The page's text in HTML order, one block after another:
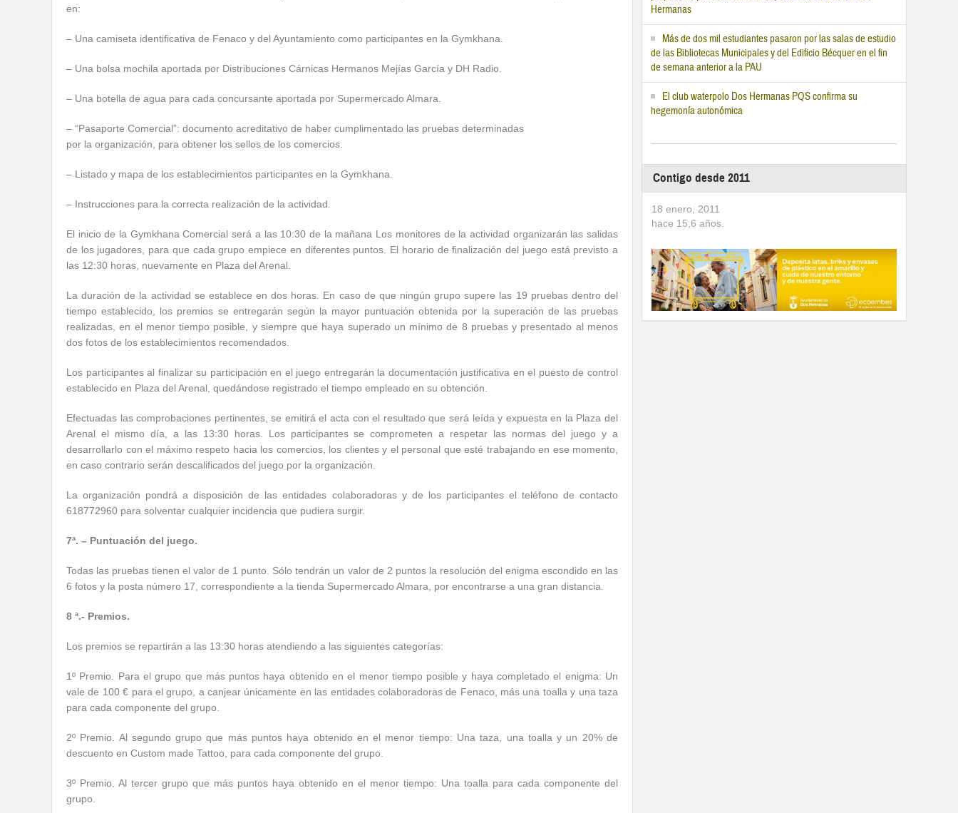
en:
– Una camiseta identificativa de Fenaco y del Ayuntamiento como participantes en la Gymkhana.
– Una bolsa mochila aportada por Distribuciones Cárnicas Hermanos Mejías García y DH Radio.
– Una botella de agua para cada concursante aportada por Supermercado Almara.
– “Pasaporte Comercial”: documento acreditativo de haber cumplimentado las pruebas determinadas
por la organización, para obtener los sellos de los comercios.
– Listado y mapa de los establecimientos participantes en la Gymkhana.
– Instrucciones para la correcta realización de la actividad.
El inicio de la Gymkhana Comercial será a las 10:30 de la mañana Los monitores de la actividad organizarán las salidas
de los jugadores, para que cada grupo empiece en diferentes puntos. El horario de finalización del juego está previsto a
las 12:30 horas, nuevamente en Plaza del Arenal.
La duración de la actividad se establece en dos horas. En caso de que ningún grupo supere las 19 pruebas dentro del
tiempo establecido, los premios se entregarán según la mayor puntuación obtenida por la superación de las pruebas
realizadas, en el menor tiempo posible, y siempre que haya superado un mínimo de 8 pruebas y presentado al menos
dos fotos de los establecimientos recomendados.
Los participantes al finalizar su participación en el juego entregarán la documentación justificativa en el puesto de control
establecido en Plaza del Arenal, quedándose registrado el tiempo empleado en su obtención.
Efectuadas las comprobaciones pertinentes, se emitirá el acta con el resultado que será leída y expuesta en la Plaza del
Arenal el mismo día, a las 13:30 horas. Los participantes se comprometen a respetar las normas del juego y a
desarrollarlo con el máximo respeto hacia los comercios, los clientes y el personal que esté trabajando en ese momento,
en caso contrario serán descalificados del juego por la organización.
La organización pondrá a disposición de las entidades colaboradoras y de los participantes el teléfono de contacto
618772960 para solventar cualquier incidencia que pudiera surgir.
7ª. – Puntuación del juego.
Todas las pruebas tienen el valor de 1 punto. Sólo tendrán un valor de 2 puntos la resolución del enigma escondido en las
6 fotos y la posta número 17, correspondiente a la tienda Supermercado Almara, por encontrarse a una gran distancia.
8 ª.- Premios.
Los premios se repartirán a las 13:30 horas atendiendo a las siguientes categorías:
1º Premio. Para el grupo que más puntos haya obtenido en el menor tiempo posible y haya completado el enigma: Un
vale de 100 € para el grupo, a canjear únicamente en las entidades colaboradoras de Fenaco, más una toalla y una taza
para cada componente del grupo.
2º Premio. Al segundo grupo que más puntos haya obtenido en el menor tiempo: Una taza, una toalla y un 20% de
descuento en Custom made Tattoo, para cada componente del grupo.
3º Premio. Al tercer grupo que más puntos haya obtenido en el menor tiempo: Una toalla para cada componente del
grupo.
Hermanas
Más de dos mil estudiantes pasaron por las salas de estudio
de las Bibliotecas Municipales y del Edificio Bécquer en el fin
de semana anterior a la PAU
El club waterpolo Dos Hermanas PQS confirma su
hegemonía autonómica
Contigo desde 2011
18 enero, 2011
hace 15,6 años.